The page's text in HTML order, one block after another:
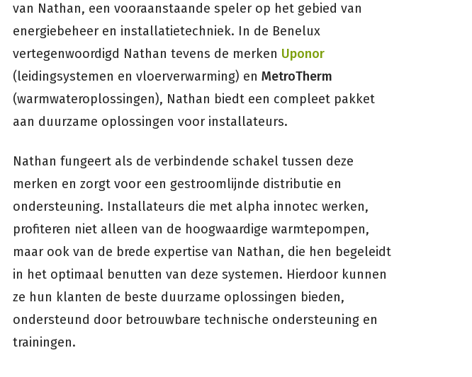
van Nathan, een vooraanstaande speler op het gebied van
energiebeheer en installatietechniek. In de Benelux
vertegenwoordigd Nathan tevens de merken Uponor
(leidingsystemen en vloerverwarming) en MetroTherm
(warmwateroplossingen), Nathan biedt een compleet pakket
aan duurzame oplossingen voor installateurs.
Nathan fungeert als de verbindende schakel tussen deze
merken en zorgt voor een gestroomlijnde distributie en
ondersteuning. Installateurs die met alpha innotec werken,
profiteren niet alleen van de hoogwaardige warmtepompen,
maar ook van de brede expertise van Nathan, die hen begeleidt
in het optimaal benutten van deze systemen. Hierdoor kunnen
ze hun klanten de beste duurzame oplossingen bieden,
ondersteund door betrouwbare technische ondersteuning en
trainingen.